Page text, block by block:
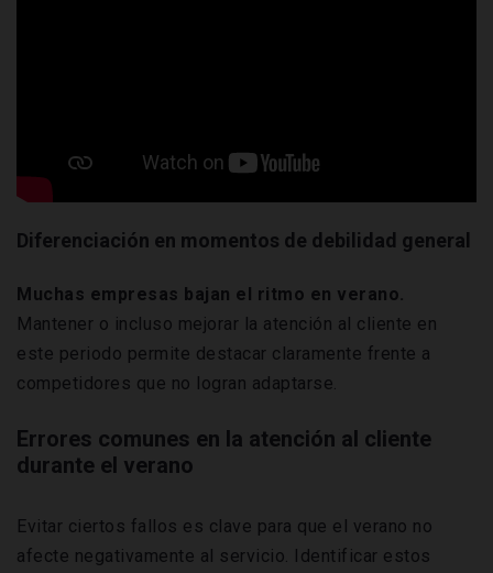
Diferenciación en momentos de debilidad general
Muchas empresas bajan el ritmo en verano.
Mantener o incluso mejorar la atención al cliente en
este periodo permite destacar claramente frente a
competidores que no logran adaptarse.
Errores comunes en la atención al cliente
durante el verano
Evitar ciertos fallos es clave para que el verano no
afecte negativamente al servicio. Identificar estos